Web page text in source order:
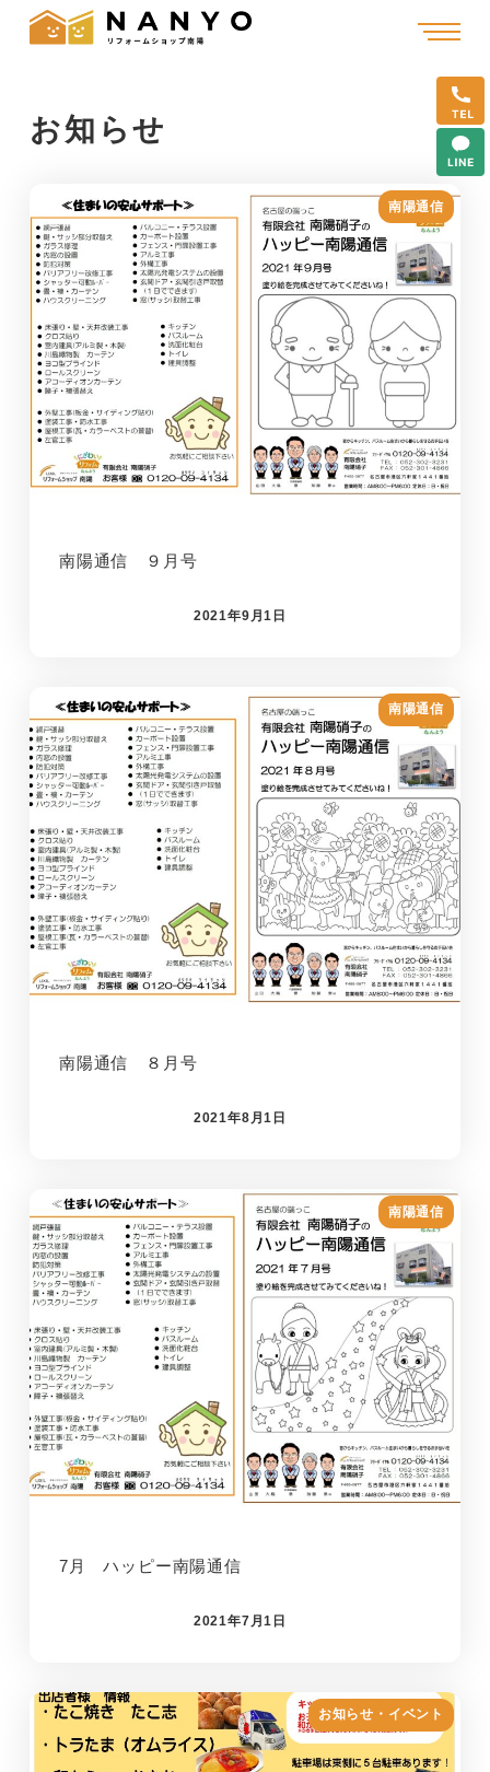
お知らせ
南陽通信
南陽通信 ９月号
2021年9月1日
南陽通信
南陽通信 ８月号
2021年8月1日
南陽通信
7月 ハッピー南陽通信
2021年7月1日
お知らせ・イベント